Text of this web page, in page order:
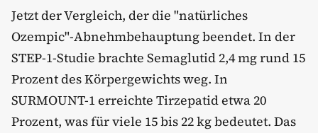
Jetzt der Vergleich, der die "natürliches
Ozempic"-Abnehmbehauptung beendet. In der
STEP-1-Studie brachte Semaglutid 2,4 mg rund 15
Prozent des Körpergewichts weg. In
SURMOUNT-1 erreichte Tirzepatid etwa 20
Prozent, was für viele 15 bis 22 kg bedeutet. Das